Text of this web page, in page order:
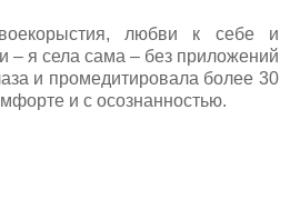
любви к себе и
– я села сама – без приложений
и промедитировала более 30
и с осознанностью.